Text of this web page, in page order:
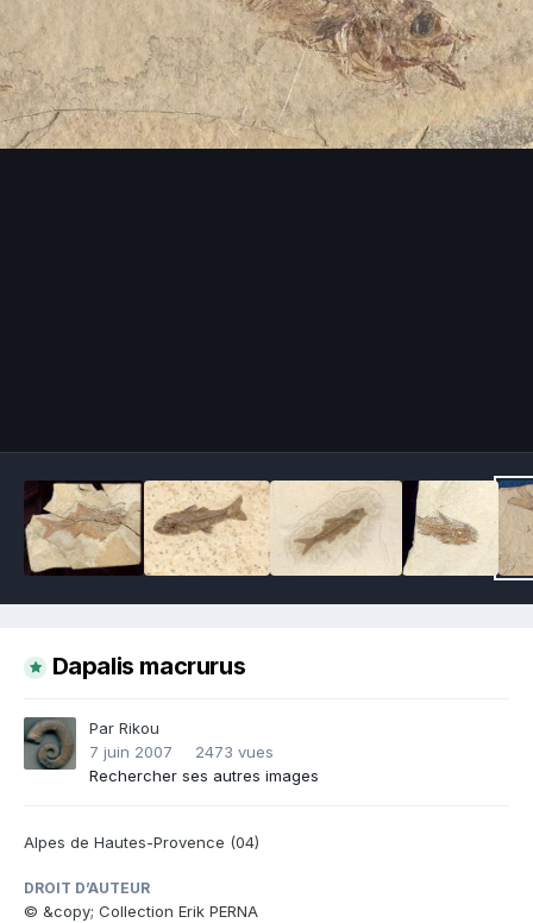
Dapalis macrurus
Par Rikou
7 juin 2007
2473 vues
Rechercher ses autres images
Alpes de Hautes-Provence (04)
DROIT D’AUTEUR
© &copy; Collection Erik PERNA